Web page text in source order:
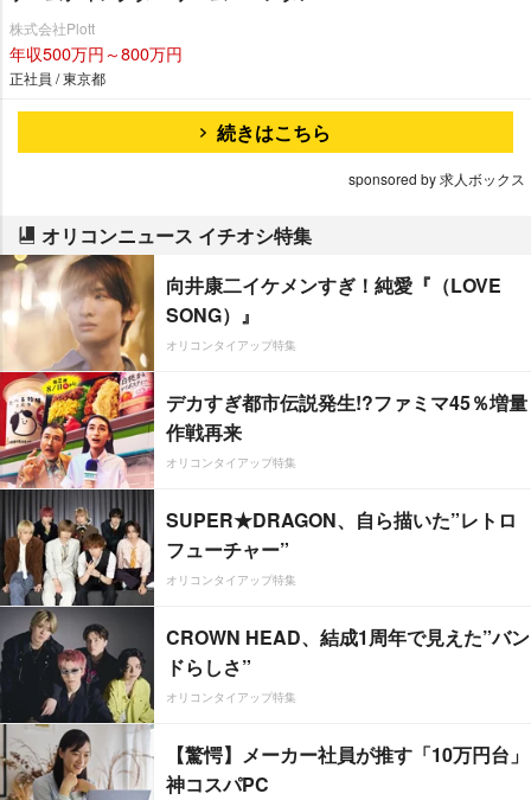
株式会社Plott
年収500万円～800万円
正社員 / 東京都
続きはこちら
sponsored by 求人ボックス
オリコンニュース イチオシ特集
向井康二イケメンすぎ！純愛『（LOVE
SONG）』
オリコンタイアップ特集
デカすぎ都市伝説発生!?ファミマ45％増量
作戦再来
オリコンタイアップ特集
SUPER★DRAGON、自ら描いた”レトロ
フューチャー”
オリコンタイアップ特集
CROWN HEAD、結成1周年で見えた”バン
ドらしさ”
オリコンタイアップ特集
【驚愕】メーカー社員が推す「10万円台」
神コスパPC